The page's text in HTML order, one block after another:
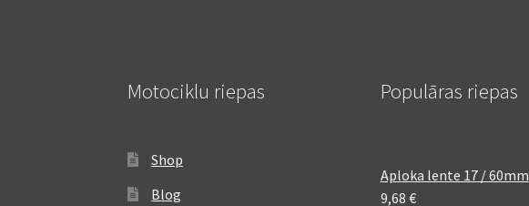
Motociklu riepas
Shop
Blog
Populāras riepas
Aploka lente 17 / 60mm
9,68 €